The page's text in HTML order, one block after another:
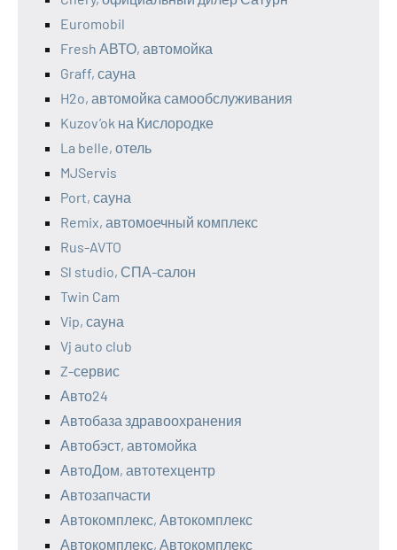
Euromobil
Fresh АВТО, автомойка
Graff, сауна
H2o, автомойка самообслуживания
Kuzov’ok на Кислородке
La belle, отель
MJServis
Port, сауна
Remix, автомоечный комплекс
Rus-AVTO
Sl studio, СПА-салон
Twin Cam
Vip, сауна
Vj auto club
Z-сервис
Авто24
Автобаза здравоохранения
Автобэст, автомойка
АвтоДом, автотехцентр
Автозапчасти
Автокомплекс, Автокомплекс
Автокомплекс, Автокомплекс